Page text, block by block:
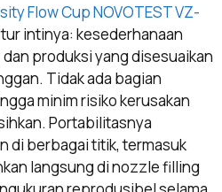
Flow Cup NOVOTEST VZ-
intinya: kesederhanaan
produksi yang disesuaikan
Tidak ada bagian
minim risiko kerusakan
Portabilitasnya
di berbagai titik, termasuk
langsung di nozzle filling